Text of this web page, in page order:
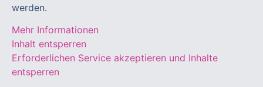
werden.
Mehr Informationen
Inhalt entsperren
Erforderlichen Service akzeptieren und Inhalte
entsperren